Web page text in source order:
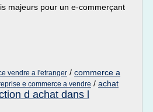
majeurs pour un e-commerçant
vendre a l'etranger / commerce a
e commerce a vendre / achat
d achat dans l